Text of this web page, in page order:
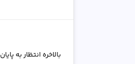
بالاخره انتظار به